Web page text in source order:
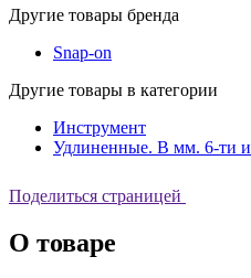
Другие товары бренда
Snap-on
Другие товары в категории
Инструмент
Удлиненные. В мм. 6-ти
Поделиться страницей
О товаре